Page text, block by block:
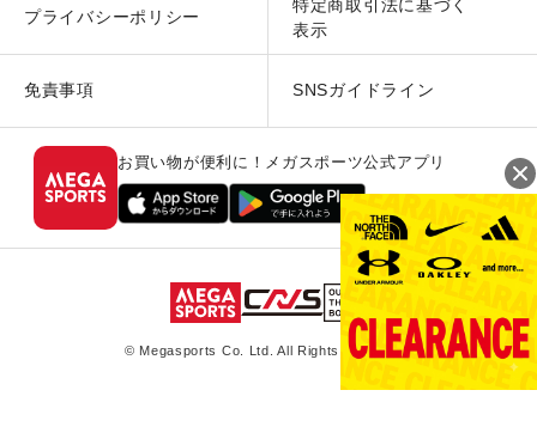
プライバシーポリシー
特定商取引法に基づく
表示
免責事項 SNSガイドライン
お買い物が便利に！メガスポーツ公式アプリ
© Megasports Co. Ltd. All Rights Reserved.